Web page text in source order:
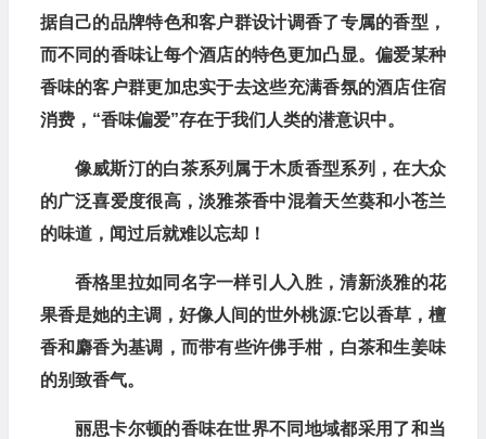
据自己的品牌特色和客户群设计调香了专属的香型，
而不同的香味让每个酒店的特色更加凸显。偏爱某种
香味的客户群更加忠实于去这些充满香氛的酒店住宿
消费，“香味偏爱”存在于我们人类的潜意识中。
像威斯汀的白茶系列属于木质香型系列，在大众
的广泛喜爱度很高，淡雅茶香中混着天竺葵和小苍兰
的味道，闻过后就难以忘却！
香格里拉如同名字一样引人入胜，清新淡雅的花
果香是她的主调，好像人间的世外桃源:它以香草，檀
香和麝香为基调，而带有些许佛手柑，白茶和生姜味
的别致香气。
丽思卡尔顿的香味在世界不同地域都采用了和当